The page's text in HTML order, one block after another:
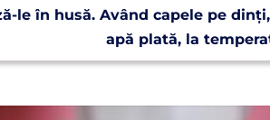
le în husă. Având capele pe
apă plată, la